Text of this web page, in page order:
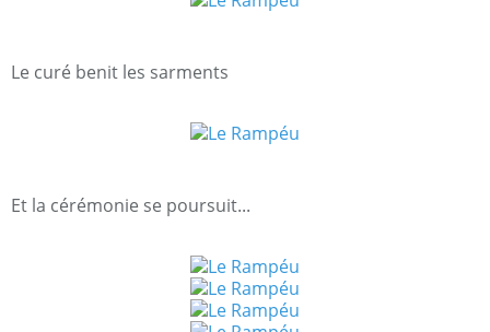
Le curé benit les sarments
Et la cérémonie se poursuit...